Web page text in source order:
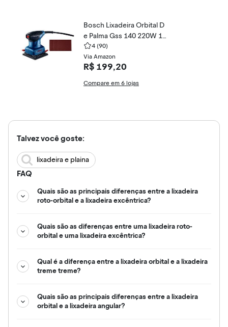
Bosch Lixadeira Orbital D
e Palma Gss 140 220W 12
7V Com 3 Lixas
4 (90)
Via Amazon
R$ 199,20
Compare em 6 lojas
Talvez você goste:
lixadeira e plaina
FAQ
Quais são as principais diferenças entre a lixadeira
roto-orbital e a lixadeira excêntrica?
Quais são as diferenças entre uma lixadeira roto-
orbital e uma lixadeira excêntrica?
Qual é a diferença entre a lixadeira orbital e a lixadeira
treme treme?
Quais são as principais diferenças entre a lixadeira
orbital e a lixadeira angular?